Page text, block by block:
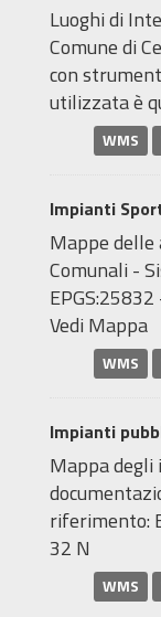
Luoghi di
Comune di
con
utilizzata è
WMS
Impianti
Mappe
Comunali -
Vedi Mappa
WMS
Impianti
Mappa
riferimento:
32 N
WMS